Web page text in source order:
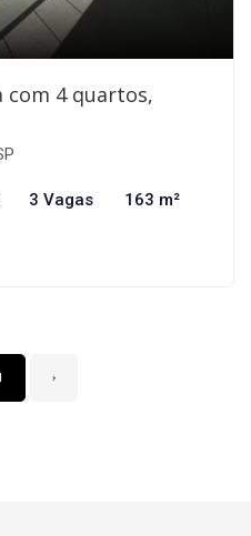
com 4 quartos,
3 Vagas 163 m²
›